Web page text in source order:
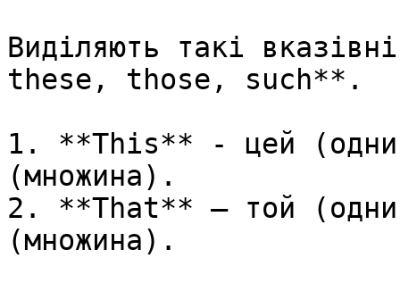
Виділяють такі
these, those, such**.
1. **This** - цей
(множина).
2. **That** – той
(множина).